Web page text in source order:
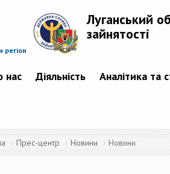
регіон
Луганський
зайнятості
нас Діяльність Аналітика та
Прес-центр Новини Новини